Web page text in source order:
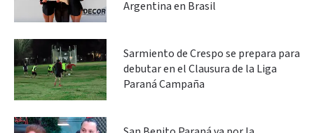
Argentina en Brasil
Sarmiento de Crespo se prepara para
debutar en el Clausura de la Liga
Paraná Campaña